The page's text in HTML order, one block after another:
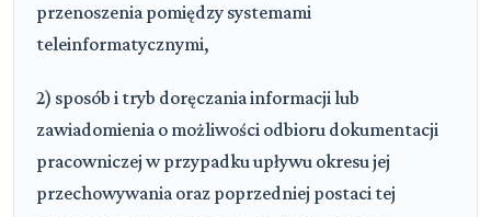
przenoszenia pomiędzy systemami
teleinformatycznymi,
2) sposób i tryb doręczania informacji lub
zawiadomienia o możliwości odbioru dokumentacji
pracowniczej w przypadku upływu okresu jej
przechowywania oraz poprzedniej postaci tej